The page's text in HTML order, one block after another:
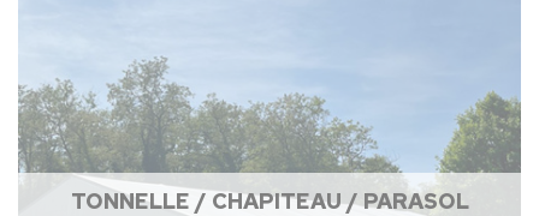
TONNELLE / CHAPITEAU / PARASOL